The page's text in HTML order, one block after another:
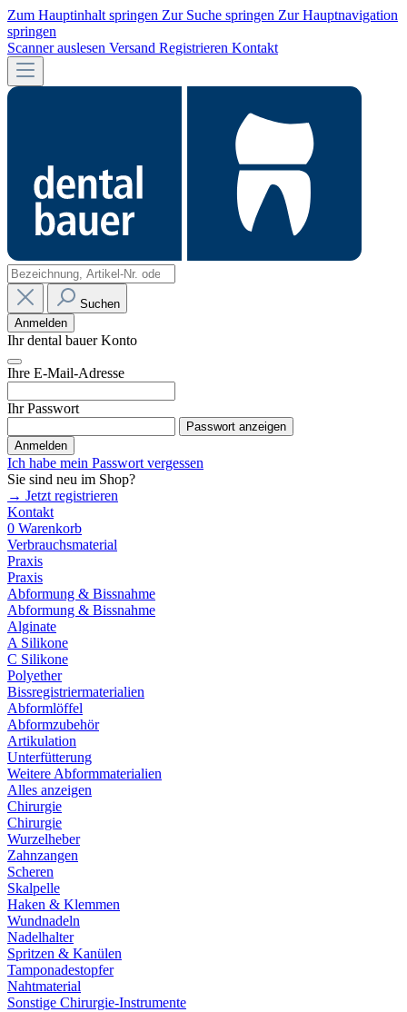
Zum Hauptinhalt springen Zur Suche springen Zur Hauptnavigation
springen
Scanner auslesen Versand Registrieren Kontakt
Suchen
Anmelden
Ihr dental bauer Konto
Ihre E-Mail-Adresse
Ihr Passwort
Passwort anzeigen
Anmelden
Ich habe mein Passwort vergessen
Sie sind neu im Shop?
→ Jetzt registrieren
Kontakt
0 Warenkorb
Verbrauchsmaterial
Praxis
Praxis
Abformung & Bissnahme
Abformung & Bissnahme
Alginate
A Silikone
C Silikone
Polyether
Bissregistriermaterialien
Abformlöffel
Abformzubehör
Artikulation
Unterfütterung
Weitere Abformmaterialien
Alles anzeigen
Chirurgie
Chirurgie
Wurzelheber
Zahnzangen
Scheren
Skalpelle
Haken & Klemmen
Wundnadeln
Nadelhalter
Spritzen & Kanülen
Tamponadestopfer
Nahtmaterial
Sonstige Chirurgie-Instrumente